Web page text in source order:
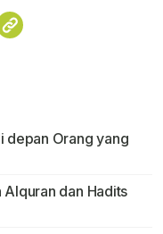
depan Orang yang
Alquran dan Hadits